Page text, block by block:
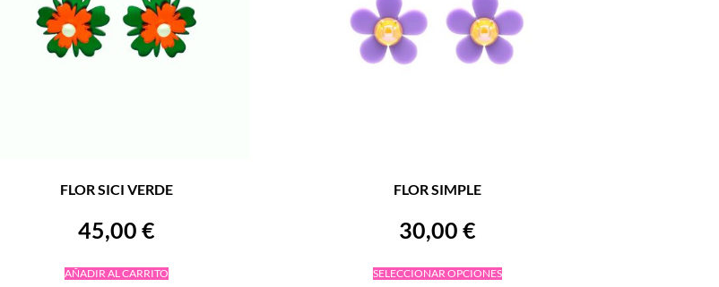
FLOR SICI VERDE
45,00 €
AÑADIR AL CARRITO
FLOR SIMPLE
30,00€
SELECCIONAR OPCIONES